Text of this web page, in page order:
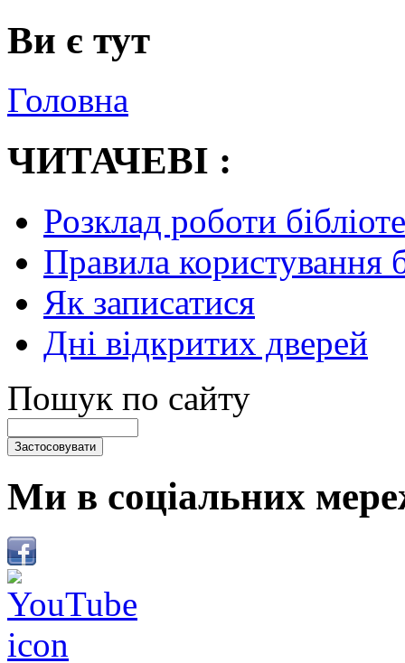
Ви є тут
Головна
ЧИТАЧЕВІ :
Розклад роботи
Правила користування
Як записатися
Дні відкритих дверей
Пошук по сайту
Ми в соціальних